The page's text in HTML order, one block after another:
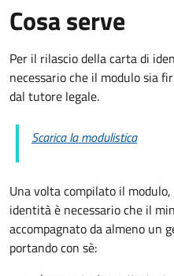
Cosa serve
Per il rilascio della carta di
necessario che il modulo sia
dal tutore legale.
Scarica la modulistica
Una volta compilato il
identità è necessario che il
accompagnato da almeno un
portando con sè: